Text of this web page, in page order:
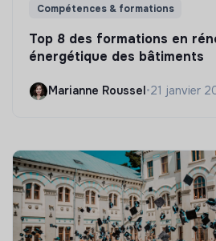
Compétences & formations
Top 8 des formations en
énergétique des bâtiments
Marianne Roussel•21 janvier